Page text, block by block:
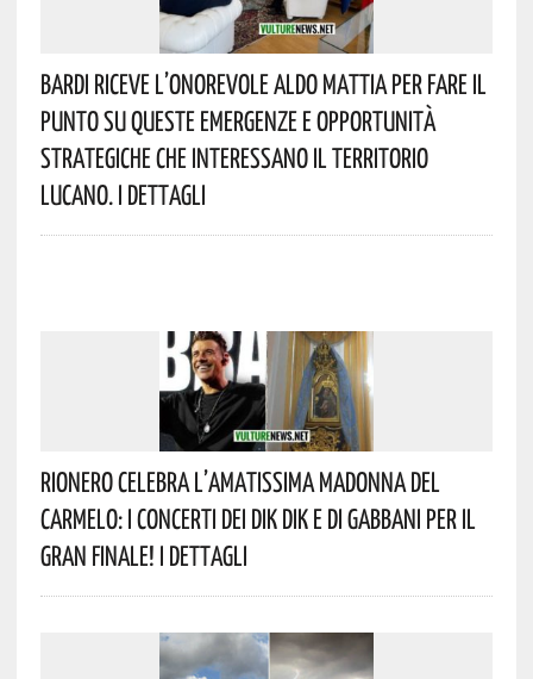
Bardi Riceve L’onorevole Aldo Mattia Per Fare Il
Punto Su Queste Emergenze E Opportunità
Strategiche Che Interessano Il Territorio
Lucano. I Dettagli
Rionero Celebra L’amatissima Madonna Del
Carmelo: I Concerti Dei DIK DIK E Di Gabbani Per Il
Gran Finale! I Dettagli